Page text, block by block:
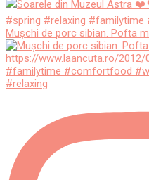
Mușchi de porc sibian. Pofta